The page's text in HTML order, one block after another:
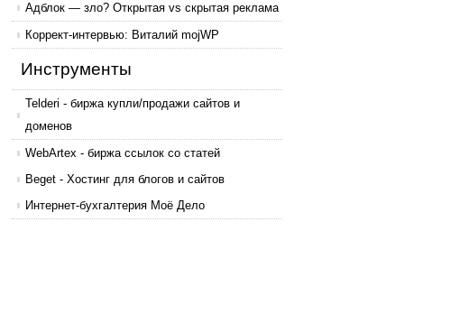
Адблок — зло? Открытая vs скрытая реклама
Коррект-интервью: Виталий mojWP
Инструменты
Telderi - биржа купли/продажи сайтов и
доменов
WebArtex - биржа ссылок со статей
Beget - Хостинг для блогов и сайтов
Интернет-бухгалтерия Моё Дело